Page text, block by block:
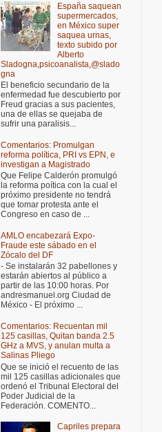
España saquean
supermercados,
en México super
saquea urnas,
texto subido por
Alberto
Sladogna,psicoanalista,@slado
gna
El beneficio secundario de la
enfermedad fue descubierto por
Freud gracias a sus pacientes,
una de ellas se quejaba de
sufrir una paralisis...
Comentarios: Promulgan
reforma política, PRI vs EPN, e
investigan a Magistrado
Que Felipe Calderón promulgó
la reforma poítica con la cual el
próximo presidente no tendrá
que tomar protesta ante el
Congreso en caso de ...
AMLO encabezará Expo-
Fraude este sábado en el
Zócalo del DF
- Se instalarán 32 pabellones y
estarán abiertos al público a
partir de las 10:00 horas. Por
andresmanuel.org Ciudad de
México - El próximo ...
Comentarios: Recuentan mil
125 casillas, Quitan banda 2.5
GHz a MVS, y anulan multa a
Salinas Pliego
Que se inició el recuento de las
mil 125 casillas adicionales que
ordenó el Tribunal Electoral del
Poder Judicial de la
Federación. COMENTO...
Capriles prepara